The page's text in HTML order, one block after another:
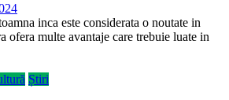
inca este considerata o noutate in
ofera multe avantaje care trebuie luate in
Știri